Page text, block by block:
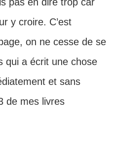
y croire. C’est
on ne cesse de se
qui a écrit une chose
et sans
de mes livres